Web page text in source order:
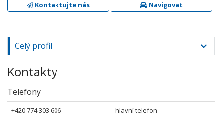
Kontaktujte nás
Navigovat
Celý profil
Kontakty
Telefony
+420 774 303 606
hlavní telefon